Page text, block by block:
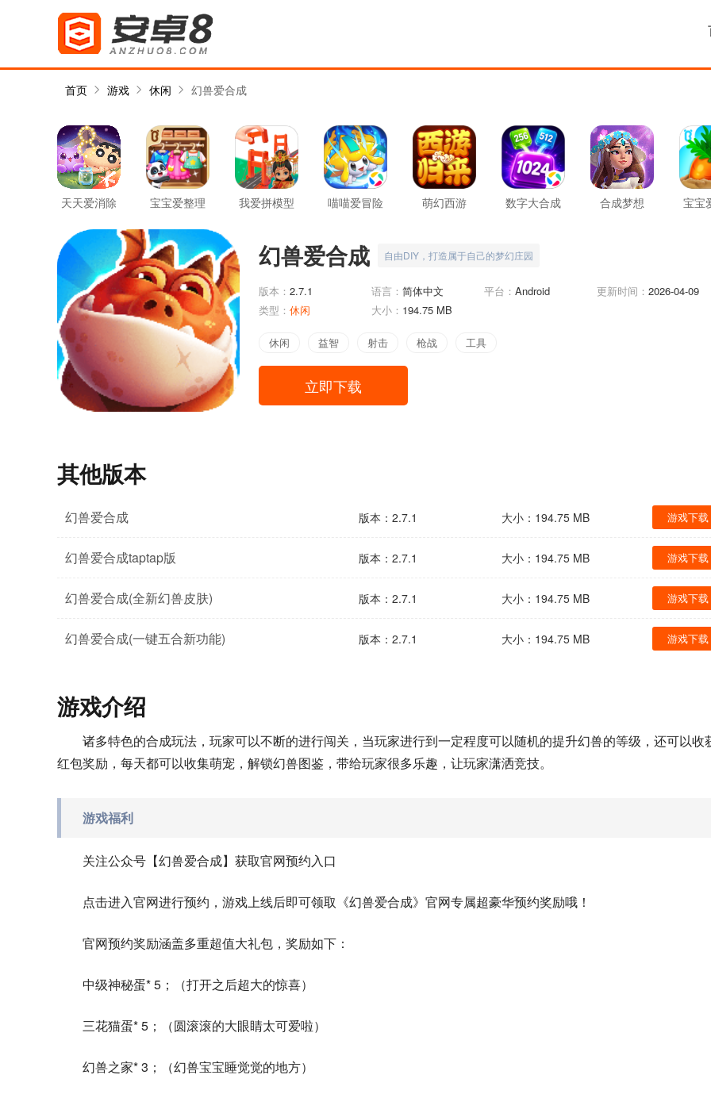
首页 游戏 休闲 幻兽爱合成
天天爱消除 宝宝爱整理 我爱拼模型 喵喵爱冒险 萌幻西游 数字大合成 合成梦想
宝宝
幻兽爱合成 自由DIY，打造属于自己的梦幻庄园
版本： 2.7.1 语言： 简体中文 平台： Android 更新时间： 2026-04-09
类型： 休闲 大小： 194.75 MB
休闲 益智 射击 枪战 工具
立即下载
其他版本
幻兽爱合成 版本：2.7.1 大小：194.75 MB 游戏下载
幻兽爱合成taptap版 版本：2.7.1 大小：194.75 MB 游戏下载
幻兽爱合成(全新幻兽皮肤) 版本：2.7.1 大小：194.75 MB 游戏下载
幻兽爱合成(一键五合新功能) 版本：2.7.1 大小：194.75 MB 游戏下载
游戏介绍
诸多特色的合成玩法，玩家可以不断的进行闯关，当玩家进行到一定程度可以随机的提升幻兽的等级，还可以收
红包奖励，每天都可以收集萌宠，解锁幻兽图鉴，带给玩家很多乐趣，让玩家潇洒竞技。
游戏福利
关注公众号【幻兽爱合成】获取官网预约入口
点击进入官网进行预约，游戏上线后即可领取《幻兽爱合成》官网专属超豪华预约奖励哦！
官网预约奖励涵盖多重超值大礼包，奖励如下：
中级神秘蛋* 5；（打开之后超大的惊喜）
三花猫蛋* 5；（圆滚滚的大眼睛太可爱啦）
幻兽之家* 3；（幻兽宝宝睡觉觉的地方）